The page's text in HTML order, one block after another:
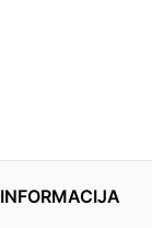
INFORMACIJA